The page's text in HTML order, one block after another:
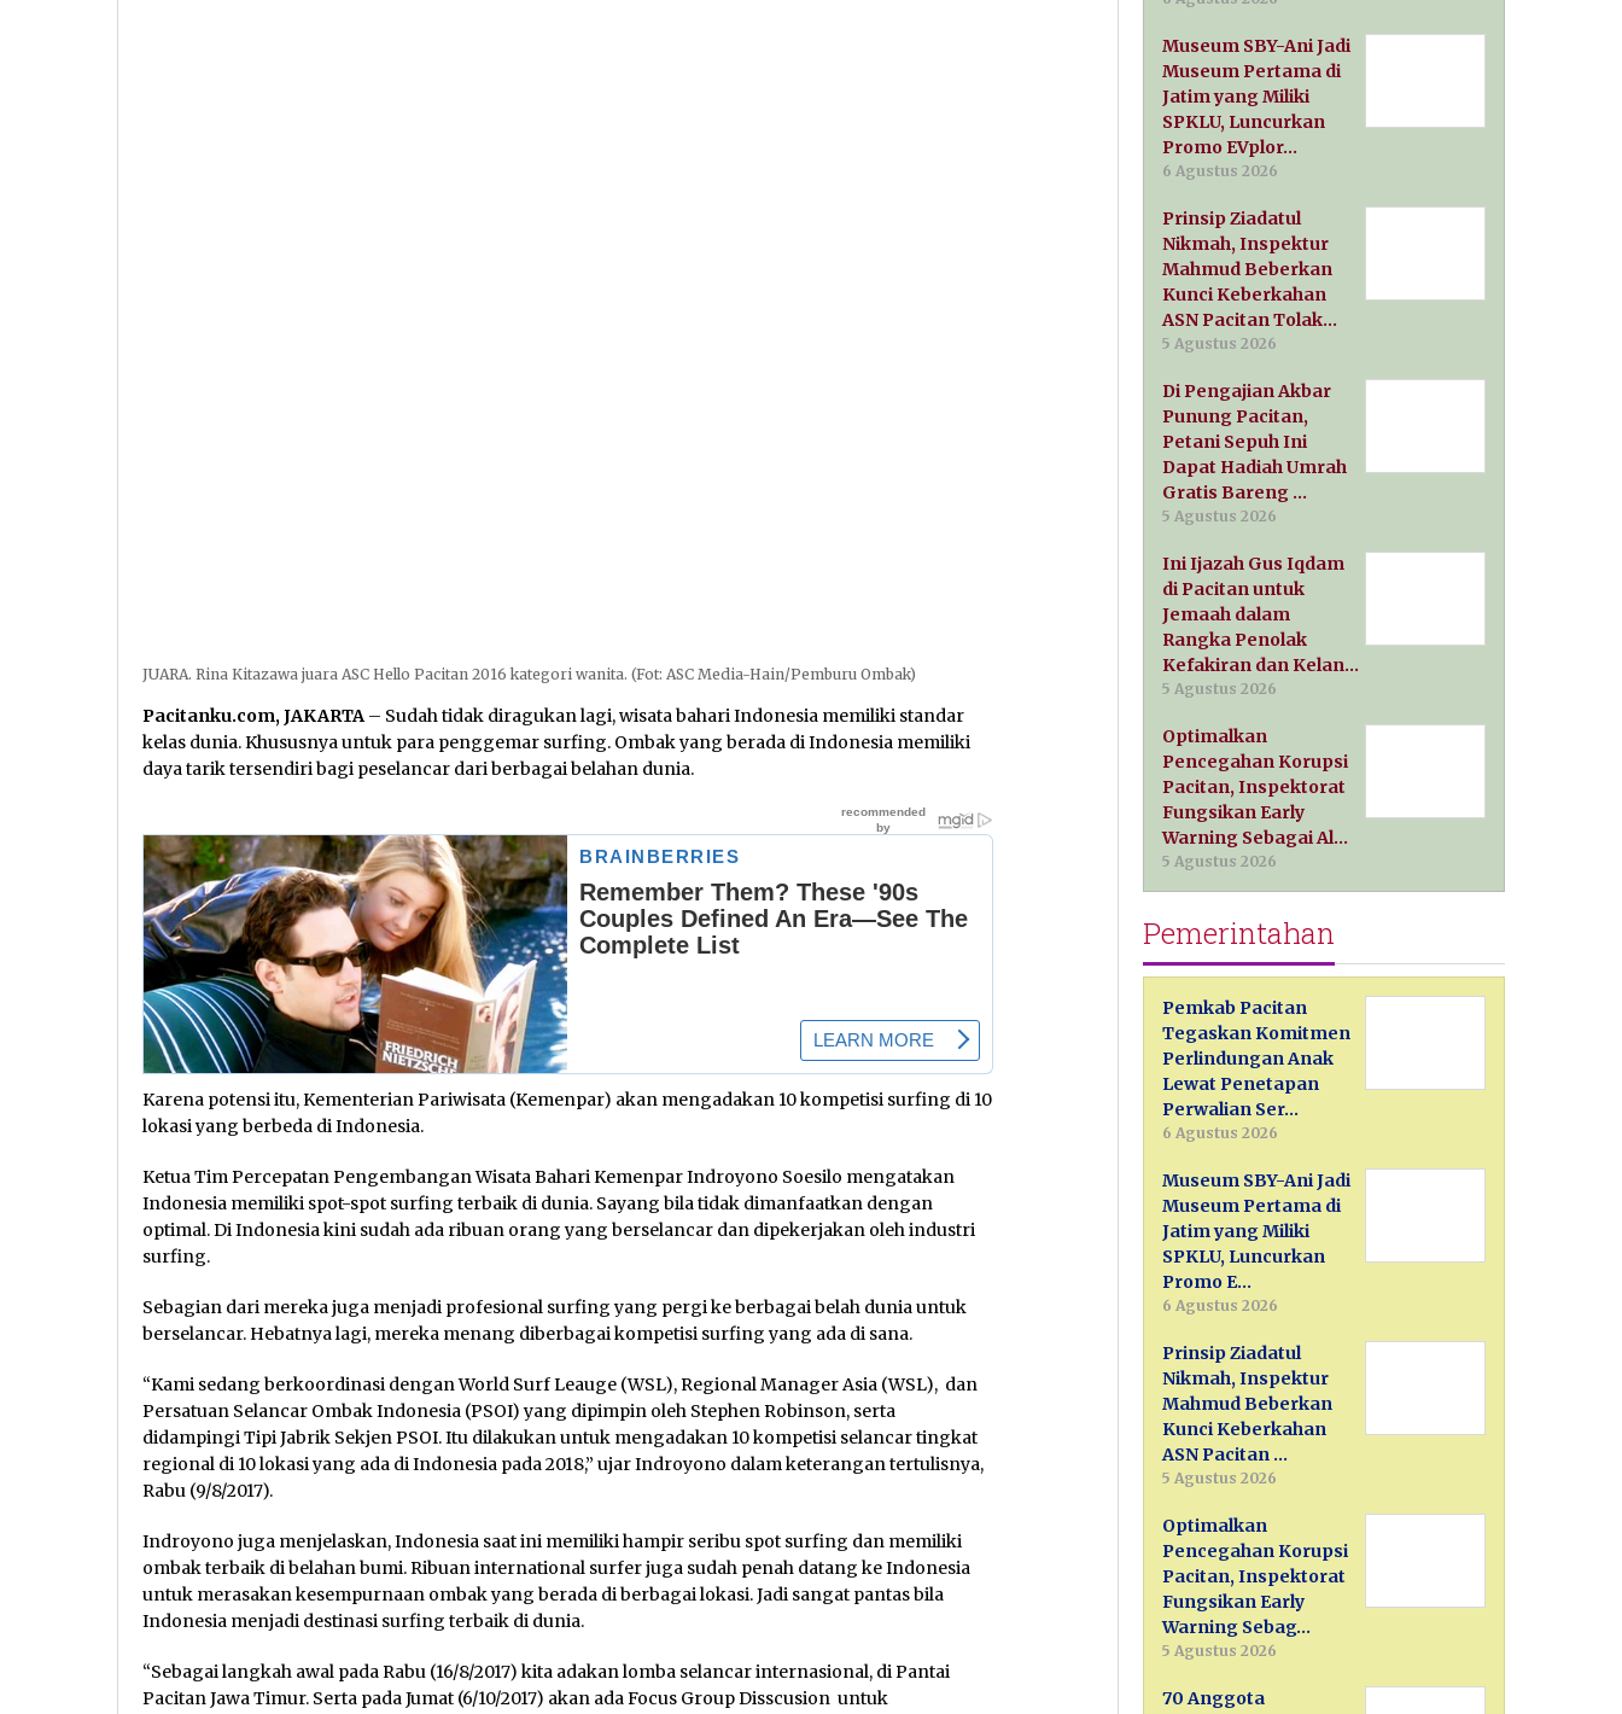
JUARA. Rina Kitazawa juara ASC Hello Pacitan 2016 kategori wanita. (Fot: ASC Media-Hain/Pemburu Ombak)
Pacitanku.com, JAKARTA – Sudah tidak diragukan lagi, wisata bahari Indonesia memiliki standar
kelas dunia. Khususnya untuk para penggemar surfing. Ombak yang berada di Indonesia memiliki
daya tarik tersendiri bagi peselancar dari berbagai belahan dunia.
Karena potensi itu, Kementerian Pariwisata (Kemenpar) akan mengadakan 10 kompetisi surfing di 10
lokasi yang berbeda di Indonesia.
Ketua Tim Percepatan Pengembangan Wisata Bahari Kemenpar Indroyono Soesilo mengatakan
Indonesia memiliki spot-spot surfing terbaik di dunia. Sayang bila tidak dimanfaatkan dengan
optimal. Di Indonesia kini sudah ada ribuan orang yang berselancar dan dipekerjakan oleh industri
surfing.
Sebagian dari mereka juga menjadi profesional surfing yang pergi ke berbagai belah dunia untuk
berselancar. Hebatnya lagi, mereka menang diberbagai kompetisi surfing yang ada di sana.
“Kami sedang berkoordinasi dengan World Surf Leauge (WSL), Regional Manager Asia (WSL), dan
Persatuan Selancar Ombak Indonesia (PSOI) yang dipimpin oleh Stephen Robinson, serta
didampingi Tipi Jabrik Sekjen PSOI. Itu dilakukan untuk mengadakan 10 kompetisi selancar tingkat
regional di 10 lokasi yang ada di Indonesia pada 2018,” ujar Indroyono dalam keterangan tertulisnya,
Rabu (9/8/2017).
Indroyono juga menjelaskan, Indonesia saat ini memiliki hampir seribu spot surfing dan memiliki
ombak terbaik di belahan bumi. Ribuan international surfer juga sudah penah datang ke Indonesia
untuk merasakan kesempurnaan ombak yang berada di berbagai lokasi. Jadi sangat pantas bila
Indonesia menjadi destinasi surfing terbaik di dunia.
“Sebagai langkah awal pada Rabu (16/8/2017) kita adakan lomba selancar internasional, di Pantai
Pacitan Jawa Timur. Serta pada Jumat (6/10/2017) akan ada Focus Group Disscusion untuk
Museum SBY-Ani Jadi
Museum Pertama di
Jatim yang Miliki
SPKLU, Luncurkan
Promo EVplor…
6 Agustus 2026
Prinsip Ziadatul
Nikmah, Inspektur
Mahmud Beberkan
Kunci Keberkahan
ASN Pacitan Tolak…
5 Agustus 2026
Di Pengajian Akbar
Punung Pacitan,
Petani Sepuh Ini
Dapat Hadiah Umrah
Gratis Bareng …
5 Agustus 2026
Ini Ijazah Gus Iqdam
di Pacitan untuk
Jemaah dalam
Rangka Penolak
Kefakiran dan Kelan…
5 Agustus 2026
Optimalkan
Pencegahan Korupsi
Pacitan, Inspektorat
Fungsikan Early
Warning Sebagai Al…
5 Agustus 2026
Pemerintahan
Pemkab Pacitan
Tegaskan Komitmen
Perlindungan Anak
Lewat Penetapan
Perwalian Ser…
6 Agustus 2026
Museum SBY-Ani Jadi
Museum Pertama di
Jatim yang Miliki
SPKLU, Luncurkan
Promo E…
6 Agustus 2026
Prinsip Ziadatul
Nikmah, Inspektur
Mahmud Beberkan
Kunci Keberkahan
ASN Pacitan …
5 Agustus 2026
Optimalkan
Pencegahan Korupsi
Pacitan, Inspektorat
Fungsikan Early
Warning Sebag…
5 Agustus 2026
70 Anggota